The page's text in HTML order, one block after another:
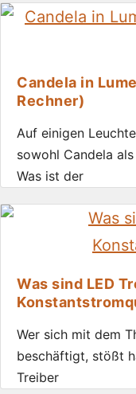
Candela in
Rechner)
Auf einigen
sowohl Candela
Was ist der
Was sind LED
Wer sich mit dem
beschäftigt, stößt
Treiber